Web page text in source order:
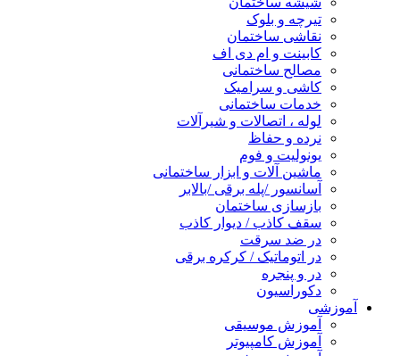
تیرچه و بلوک
نقاشی ساختمان
کابینت و ام دی اف
مصالح ساختمانی
کاشی و سرامیک
خدمات ساختمانی
لوله ، اتصالات و شیرآلات
نرده و حفاظ
یونولیت و فوم
ماشین آلات و ابزار ساختمانی
آسانسور /پله برقی /بالابر
بازسازی ساختمان
سقف کاذب / دیوار کاذب
در ضد سرقت
در اتوماتیک / کرکره برقی
در و پنجره
دکوراسیون
آموزشی
آموزش موسیقی
آموزش کامپیوتر